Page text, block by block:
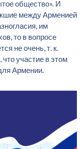
общество». И
между Арменией
им
то в вопросе
не очень, т. к.
участие в этом
Армении.